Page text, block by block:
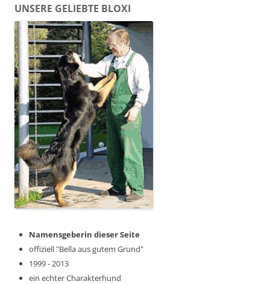
UNSERE GELIEBTE BLOXI
Namensgeberin dieser Seite
offiziell "Bella aus gutem Grund"
1999 - 2013
ein echter Charakterhund